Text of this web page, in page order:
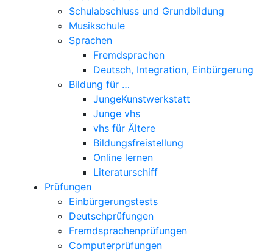
Schulabschluss und Grundbildung
Musikschule
Sprachen
Fremdsprachen
Deutsch, Integration, Einbürgerung
Bildung für …
JungeKunstwerkstatt
Junge vhs
vhs für Ältere
Bildungsfreistellung
Online lernen
Literaturschiff
Prüfungen
Einbürgerungstests
Deutschprüfungen
Fremdsprachenprüfungen
Computerprüfungen